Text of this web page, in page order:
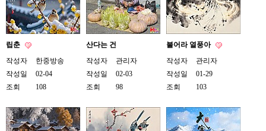
미
프
진
후
기
진
약
임
심
중
립춘
작성자
한중방송
작성일
02-04
조회
108
산다는 건
작성자
관리자
작성일
02-03
조회
98
불어라 열풍아
작성자
관리자
작성일
01-29
조회
103